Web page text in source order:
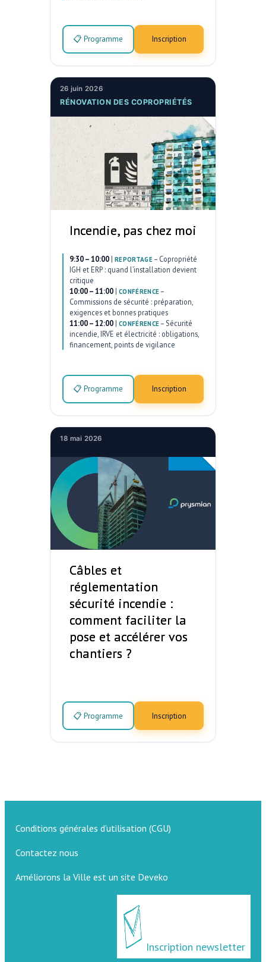
📋 Programme Inscription
26 juin 2026
RÉNOVATION DES COPROPRIÉTÉS
Incendie, pas chez moi
9:30 – 10:00 | REPORTAGE– Copropriété
IGH et ERP : quand l’installation devient
critique
10:00 – 11:00 | CONFÉRENCE –
Commissions de sécurité : préparation,
exigences et bonnes pratiques
11:00 – 12:00 | CONFÉRENCE – Sécurité
incendie, IRVE et électricité : obligations,
financement, points de vigilance
📋 Programme Inscription
18 mai 2026
Câbles et
réglementation
sécurité incendie :
comment faciliter la
pose et accélérer vos
chantiers ?
📋 Programme Inscription
Conditions générales d’utilisation (CGU)
Contactez nous
Améliorons la Ville est un site Deveko
Inscription newsletter